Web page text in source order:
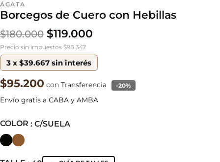
ÁGATA
Borcegos de Cuero con Hebillas
$180.000 $119.000
COLOR : C/SUELA
Precio sin impuestos $98.347
3 x $39.667 sin interés
$95.200 con Transferencia -20%
Envío gratis a CABA y AMBA